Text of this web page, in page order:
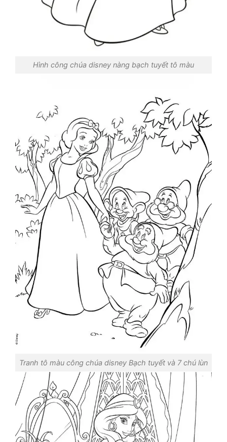
Hình công chúa disney nàng bạch tuyết tô màu
Tranh tô màu công chúa disney Bạch tuyết và 7 chú lùn